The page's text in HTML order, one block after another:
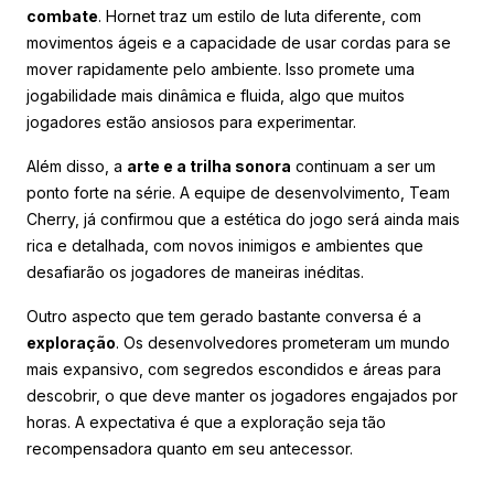
combate. Hornet traz um estilo de luta diferente, com
movimentos ágeis e a capacidade de usar cordas para se
mover rapidamente pelo ambiente. Isso promete uma
jogabilidade mais dinâmica e fluida, algo que muitos
jogadores estão ansiosos para experimentar.
Além disso, a arte e a trilha sonora continuam a ser um
ponto forte na série. A equipe de desenvolvimento, Team
Cherry, já confirmou que a estética do jogo será ainda mais
rica e detalhada, com novos inimigos e ambientes que
desafiarão os jogadores de maneiras inéditas.
Outro aspecto que tem gerado bastante conversa é a
exploração. Os desenvolvedores prometeram um mundo
mais expansivo, com segredos escondidos e áreas para
descobrir, o que deve manter os jogadores engajados por
horas. A expectativa é que a exploração seja tão
recompensadora quanto em seu antecessor.